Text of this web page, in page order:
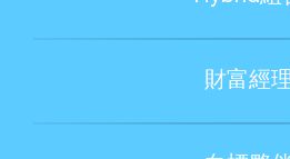
財富經